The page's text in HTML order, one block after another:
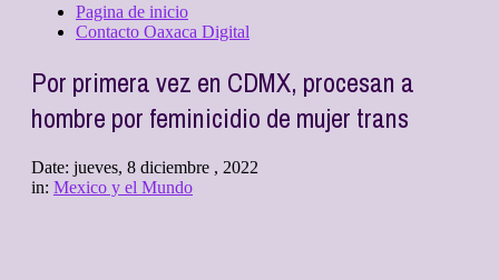
Pagina de inicio
Contacto Oaxaca Digital
Por primera vez en CDMX, procesan a
hombre por feminicidio de mujer trans
Date: jueves, 8 diciembre , 2022
in: Mexico y el Mundo